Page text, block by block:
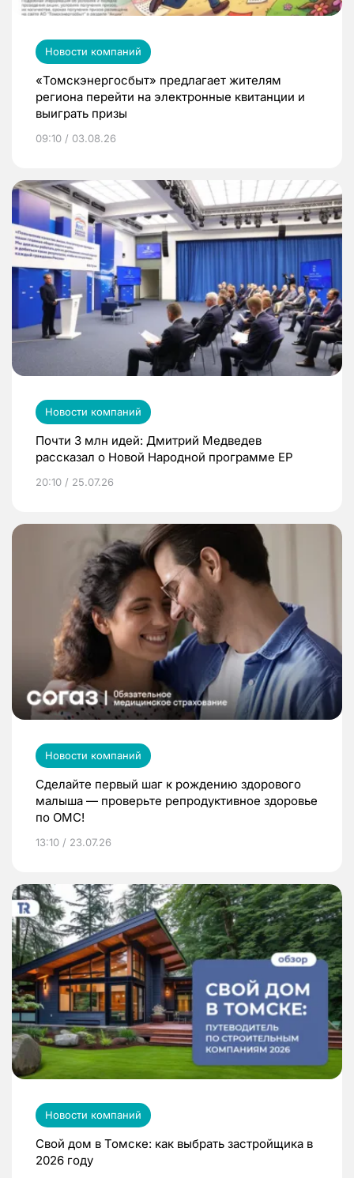
Новости компаний
«Томскэнергосбыт» предлагает жителям
региона перейти на электронные квитанции и
выиграть призы
09:10 / 03.08.26
Новости компаний
Почти 3 млн идей: Дмитрий Медведев
рассказал о Новой Народной программе ЕР
20:10 / 25.07.26
Новости компаний
Сделайте первый шаг к рождению здорового
малыша — проверьте репродуктивное здоровье
по ОМС!
13:10 / 23.07.26
Новости компаний
Свой дом в Томске: как выбрать застройщика в
2026 году